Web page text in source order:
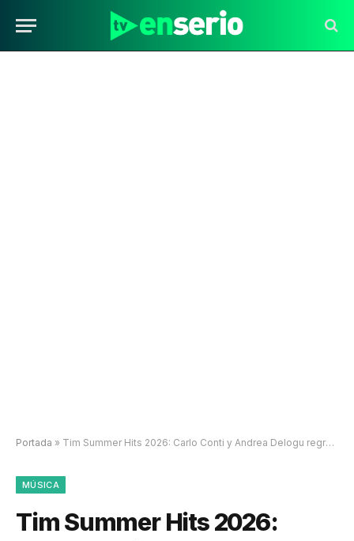
Portada » Tim Summer Hits 2026: Carlo Conti y Andrea Delogu regresan a Raiuno
MÚSICA
Tim Summer Hits 2026: